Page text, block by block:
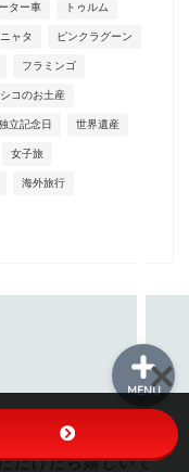
ター車 トゥルム
ャタ ピンクラグーン
フラミンゴ
シコのお土産
立記念日 世界遺産
女子旅
海外旅行
る友人の里紗さんの
ンに興味を持ってい
だけたら嬉しいで
MENU
メイン
各ツアー
テル送迎